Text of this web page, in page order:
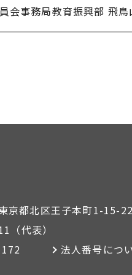
会事務局教育振興部 飛
都北区王子本町1-15-22
（代表）
法人番号につ